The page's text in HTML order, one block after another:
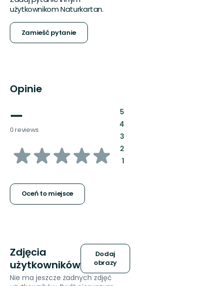
użytkownikom Naturkartan.
Zamieść pytanie
Opinie
—
0 reviews
z
gwiazdek
Oceń to miejsce
5:
4:
3:
2:
1:
Zdjęcia
użytkowników
Dodaj
obrazy
Nie ma jeszcze żadnych zdjęć